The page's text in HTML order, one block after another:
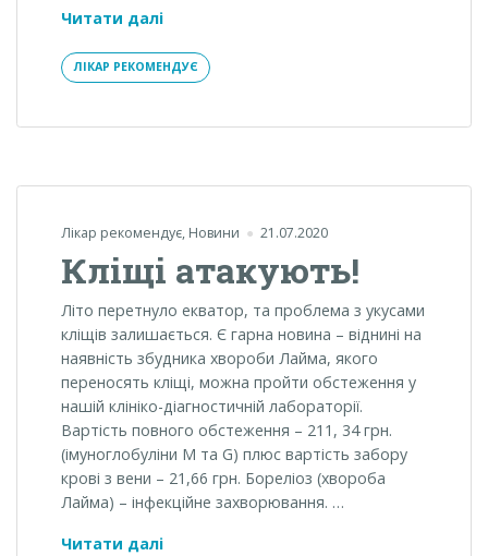
Читати даліПідступна
–
грибкова
ЛІКАР РЕКОМЕНДУЄ
Лікар рекомендує, Новини 21.07.2020
Кліщі атакують!
Літо перетнуло екватор, та проблема з укусами
кліщів залишається. Є гарна новина – віднині на
наявність збудника хвороби Лайма, якого
переносять кліщі, можна пройти обстеження у
нашій клініко-діагностичній лабораторії.
Вартість повного обстеження – 211, 34 грн.
(імуноглобуліни М та G) плюс вартість забору
крові з вени – 21,66 грн. Бореліоз (хвороба
Лайма) – інфекційне захворювання. …
Читати даліКліщі